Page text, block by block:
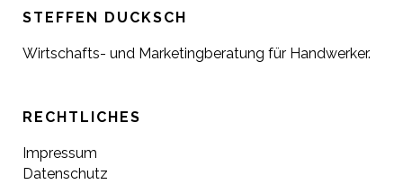
STEFFEN DUCKSCH
Wirtschafts- und Marketingberatung für Handwerker.
RECHTLICHES
Impressum
Datenschutz